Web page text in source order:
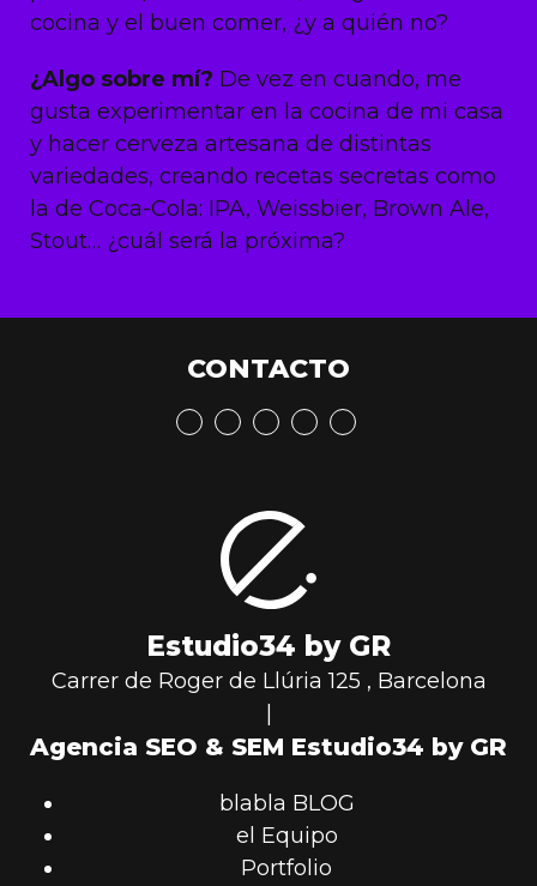
cocina y el buen comer, ¿y a quién no?
¿Algo sobre mí? De vez en cuando, me
gusta experimentar en la cocina de mi casa
y hacer cerveza artesana de distintas
variedades, creando recetas secretas como
la de Coca-Cola: IPA, Weissbier, Brown Ale,
Stout… ¿cuál será la próxima?
CONTACTO
Estudio34 by GR
Carrer de Roger de Llúria 125 , Barcelona
Agencia SEO & SEM Estudio34 by GR
blabla BLOG
el Equipo
Portfolio